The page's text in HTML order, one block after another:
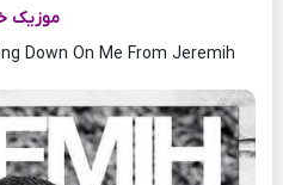
موزیک
Down On Me From Jeremih